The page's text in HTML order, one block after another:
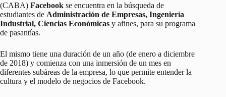
(CABA) Facebook se encuentra en la búsqueda de
estudiantes de Administración de Empresas, Ingeniería
Industrial, Ciencias Económicas y afines, para su programa
de pasantías.
El mismo tiene una duración de un año (de enero a diciembre
de 2018) y comienza con una inmersión de un mes en
diferentes subáreas de la empresa, lo que permite entender la
cultura y el modelo de negocios de Facebook.